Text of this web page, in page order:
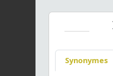
Synonymes